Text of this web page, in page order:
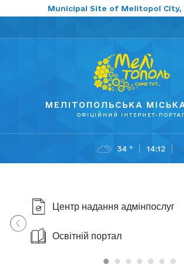
Municipal Site of Melitopol City,
МЕЛІТОПОЛЬСЬКА
ОФІЦІЙНИЙ ІНТЕРНЕТ-ПОРТАЛ
34 ° 14:12
Центр надання адмінпослуг
Освітній портал